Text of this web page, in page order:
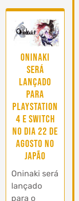
Oninaki
será
lançado
para
PlayStation
4 e Switch
no dia 22 de
Agosto no
Japão
Oninaki será
lançado
para o